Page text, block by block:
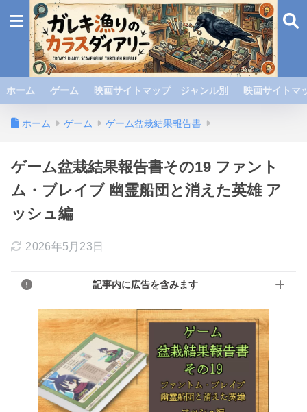
ホーム ゲーム 映画サイトマップ ジャンル別 映画サイト
ホーム ゲーム ゲーム盆栽結果報告書
ゲーム盆栽結果報告書その19 ファント
ム・ブレイブ 幽霊船団と消えた英雄 ア
ッシュ編
2026年5月23日
記事内に広告を含みます